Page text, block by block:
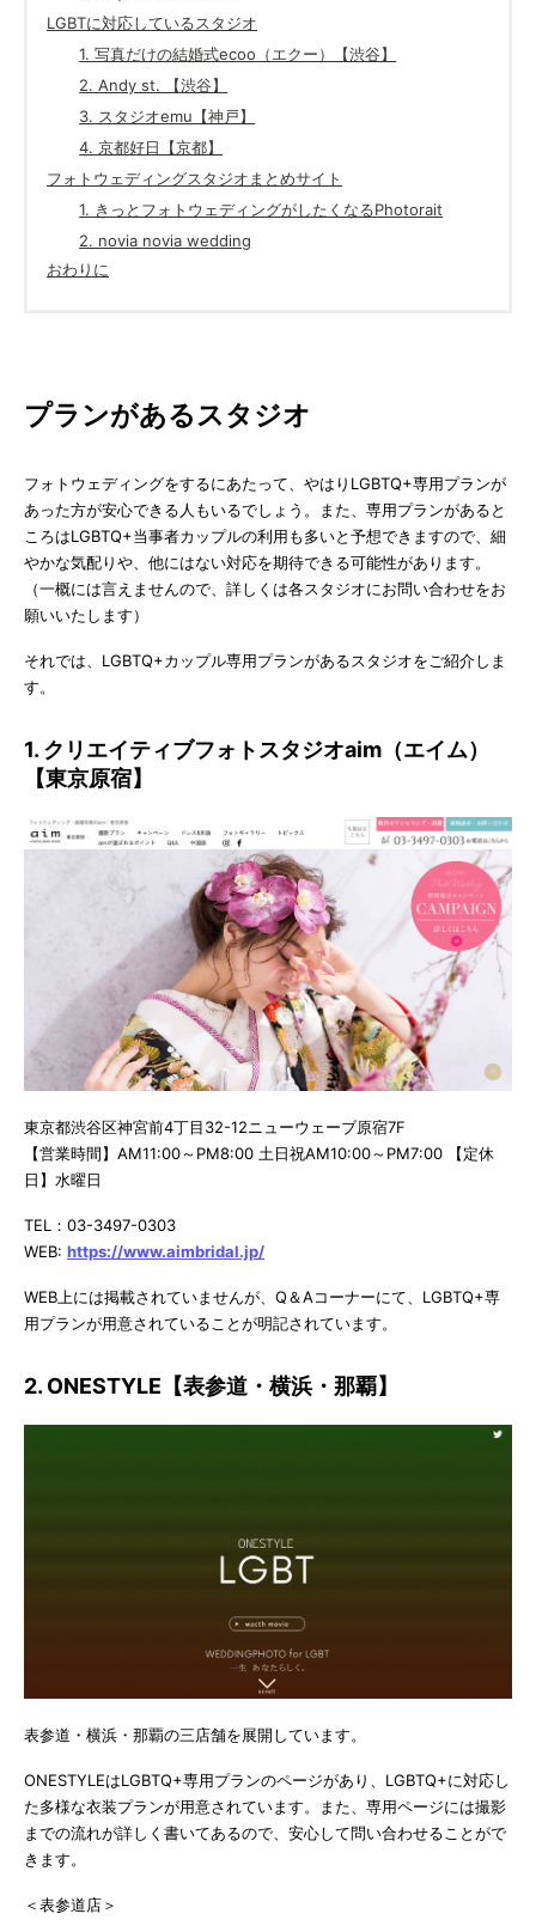
LGBTに対応しているスタジオ
1. 写真だけの結婚式ecoo（エクー）【渋谷】
2. Andy st. 【渋谷】
3. スタジオemu【神戸】
4. 京都好日【京都】
フォトウェディングスタジオまとめサイト
1. きっとフォトウェディングがしたくなるPhotorait
2. novia novia wedding
おわりに
プランがあるスタジオ
フォトウェディングをするにあたって、やはりLGBTQ+専用プランが
あった方が安心できる人もいるでしょう。また、専用プランがあると
ころはLGBTQ+当事者カップルの利用も多いと予想できますので、細
やかな気配りや、他にはない対応を期待できる可能性があります。
（一概には言えませんので、詳しくは各スタジオにお問い合わせをお
願いいたします）
それでは、LGBTQ+カップル専用プランがあるスタジオをご紹介しま
す。
1. クリエイティブフォトスタジオaim（エイム）
【東京原宿】
東京都渋谷区神宮前4丁目32-12ニューウェーブ原宿7F
【営業時間】AM11:00～PM8:00 土日祝AM10:00～PM7:00 【定休
日】水曜日
TEL：03-3497-0303
WEB: https://www.aimbridal.jp/
WEB上には掲載されていませんが、Q＆Aコーナーにて、LGBTQ+専
用プランが用意されていることが明記されています。
2. ONESTYLE【表参道・横浜・那覇】
表参道・横浜・那覇の三店舗を展開しています。
ONESTYLEはLGBTQ+専用プランのページがあり、LGBTQ+に対応し
た多様な衣装プランが用意されています。また、専用ページには撮影
までの流れが詳しく書いてあるので、安心して問い合わせることがで
きます。
＜表参道店＞